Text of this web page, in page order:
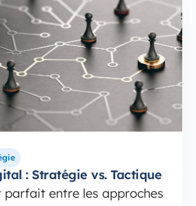
: Stratégie vs. Tactique
parfait entre les approches